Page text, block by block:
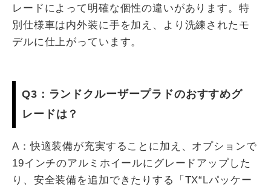
レードによって明確な個性の違いがあります。特
別仕様車は内外装に手を加え、より洗練されたモ
デルに仕上がっています。
Q3：ランドクルーザープラドのおすすめグ
レードは？
A：快適装備が充実することに加え、オプションで
19インチのアルミホイールにグレードアップした
り、安全装備を追加できたりする「TX“Lパッケー